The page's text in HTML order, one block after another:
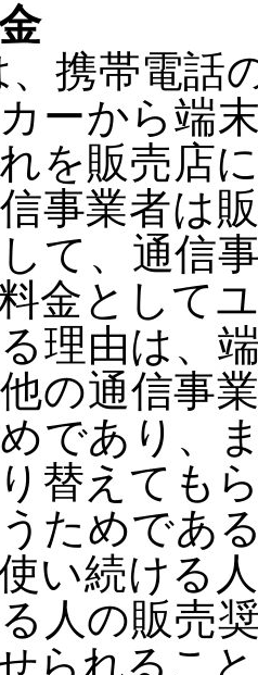
、携帯電話
ーから端
を販売店
事業者は
て、通信
金として
理由は、
の通信事
であり、
替えても
ためであ
い続ける
人の販売
られるこ